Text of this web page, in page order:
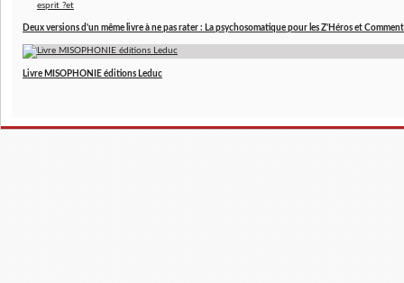
Deux versions d'un même livre à ne pas rater : La psychosomatique pour les Z'Héros et
Livre MISOPHONIE éditions Leduc